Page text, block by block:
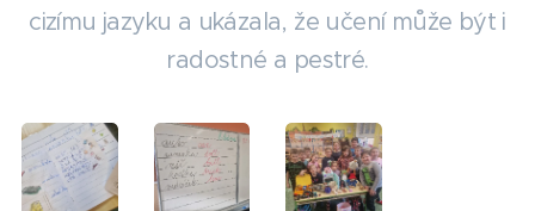
cizímu jazyku a ukázala, že učení může být i
radostné a pestré.